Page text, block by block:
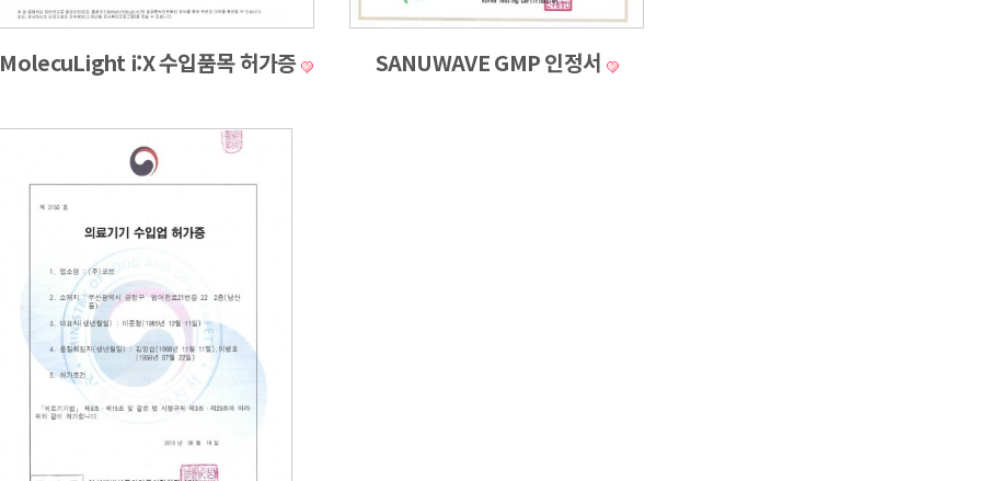
MolecuLight i:X 수입품목 허가증 SANUWAVE GMP 인정서